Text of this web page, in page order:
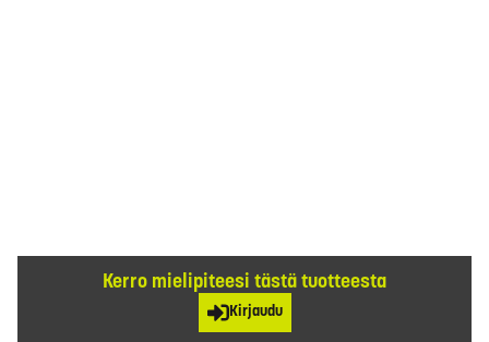
Kerro mielipiteesi tästä tuotteesta
Kirjaudu